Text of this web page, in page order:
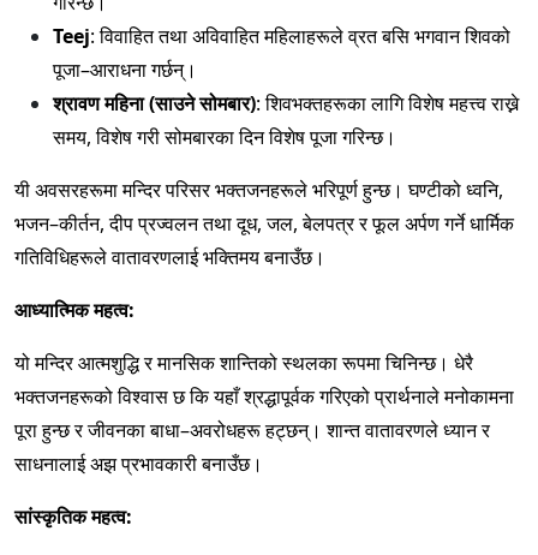
Teej: विवाहित तथा अविवाहित महिलाहरूले व्रत बसि भगवान शिवको
पूजा–आराधना गर्छन्।
श्रावण महिना (साउने सोमबार): शिवभक्तहरूका लागि विशेष महत्त्व राख्ने
समय, विशेष गरी सोमबारका दिन विशेष पूजा गरिन्छ।
यी अवसरहरूमा मन्दिर परिसर भक्तजनहरूले भरिपूर्ण हुन्छ। घण्टीको ध्वनि,
भजन–कीर्तन, दीप प्रज्वलन तथा दूध, जल, बेलपत्र र फूल अर्पण गर्ने धार्मिक
गतिविधिहरूले वातावरणलाई भक्तिमय बनाउँछ।
आध्यात्मिक महत्व:
यो मन्दिर आत्मशुद्धि र मानसिक शान्तिको स्थलका रूपमा चिनिन्छ। धेरै
भक्तजनहरूको विश्वास छ कि यहाँ श्रद्धापूर्वक गरिएको प्रार्थनाले मनोकामना
पूरा हुन्छ र जीवनका बाधा–अवरोधहरू हट्छन्। शान्त वातावरणले ध्यान र
साधनालाई अझ प्रभावकारी बनाउँछ।
सांस्कृतिक महत्व: